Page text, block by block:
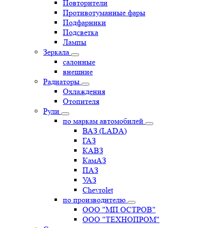
Повторители
Противотуманные фары
Подфарники
Подсветка
Лампы
Зеркала
салонные
внешние
Радиаторы
Охлаждения
Отопителя
Рули
по маркам автомобилей
ВАЗ (LADA)
ГАЗ
КАВЗ
КамАЗ
ПАЗ
УАЗ
Chevrolet
по производителю
ООО "МП ОСТРОВ"
ООО "ТЕХНОПРОМ"